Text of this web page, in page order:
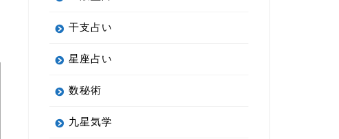
干支占い
星座占い
数秘術
九星気学